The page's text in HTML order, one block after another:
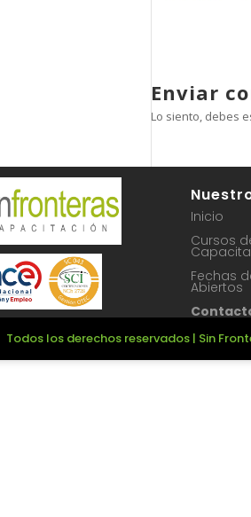
Enviar
Lo siento, debes
Inicio
Cursos
Fechas
Abiertos
Todos los derechos reservados | Sin